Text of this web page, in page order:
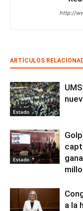
http://
ARTÍCULOS
Estado
Estado
a la